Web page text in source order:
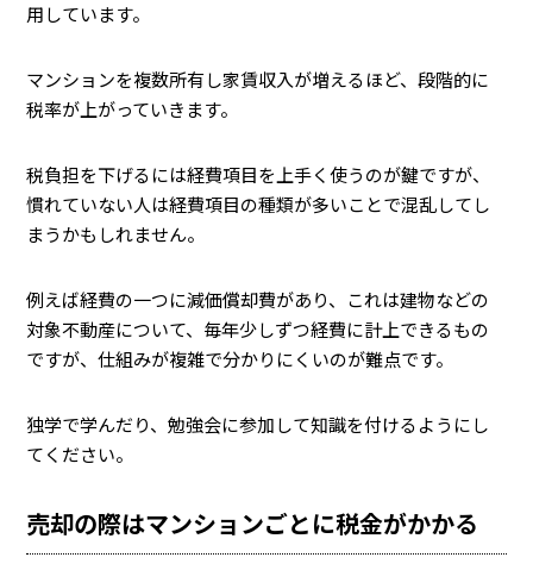
用しています。
マンションを複数所有し家賃収入が増えるほど、段階的に
税率が上がっていきます。
税負担を下げるには経費項目を上手く使うのが鍵ですが、
慣れていない人は経費項目の種類が多いことで混乱してし
まうかもしれません。
例えば経費の一つに減価償却費があり、これは建物などの
対象不動産について、毎年少しずつ経費に計上できるもの
ですが、仕組みが複雑で分かりにくいのが難点です。
独学で学んだり、勉強会に参加して知識を付けるようにし
てください。
売却の際はマンションごとに税金がかかる